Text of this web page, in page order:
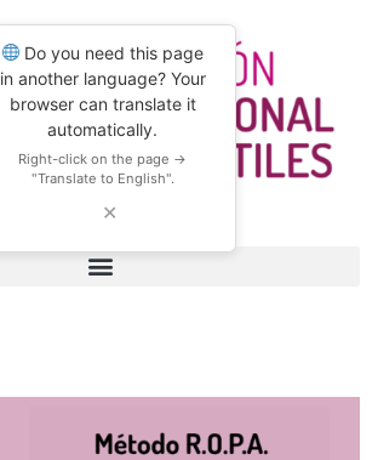
Do you need this page
in another language? Your
browser can translate it
automatically.
Right-click on the page →
"Translate to English".
✕